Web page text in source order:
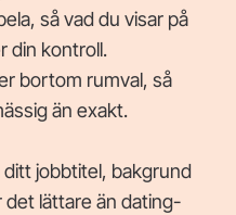
så vad du visar på
din kontroll.
bortom rumval, så
än exakt.
ditt jobbtitel, bakgrund
det lättare än dating-